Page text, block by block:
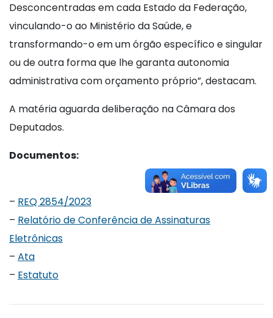
Desconcentradas em cada Estado da Federação,
vinculando-o ao Ministério da Saúde, e
transformando-o em um órgão específico e singular
ou de outra forma que lhe garanta autonomia
administrativa com orçamento próprio”, destacam.
A matéria aguarda deliberação na Câmara dos
Deputados.
Documentos:
– REQ 2854/2023
– Relatório de Conferência de Assinaturas
Eletrônicas
– Ata
– Estatuto